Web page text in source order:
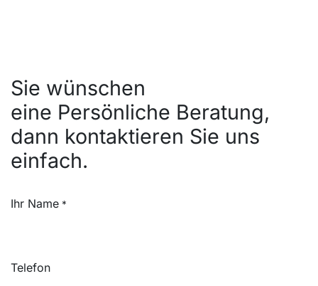
Sie wünschen
eine Persönliche Beratung,
dann kontaktieren Sie uns
einfach.
Ihr Name *
Telefon